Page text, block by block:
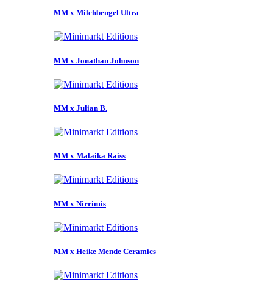
MM x Milchbengel Ultra
MM x Jonathan Johnson
MM x Julian B.
MM x Malaika Raiss
MM x Nirrimis
MM x Heike Mende Ceramics